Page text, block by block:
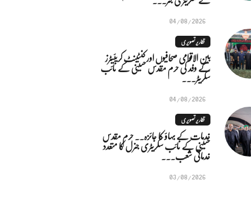
04/08/2026
تقاریر تصویری
بین الاقوامی صحافیوں اور کنٹینٹ کریئیٹرز
کے وفد کی حرم مقدس حسینی کے نائب
سکریٹر...
04/08/2026
تقاریر تصویری
خدمات کے بہاؤ کا جائزہ.. حرم مقدس
حسینی کے نائب سکریٹری جنرل کا متعدد
خدماتی شعب...
03/08/2026